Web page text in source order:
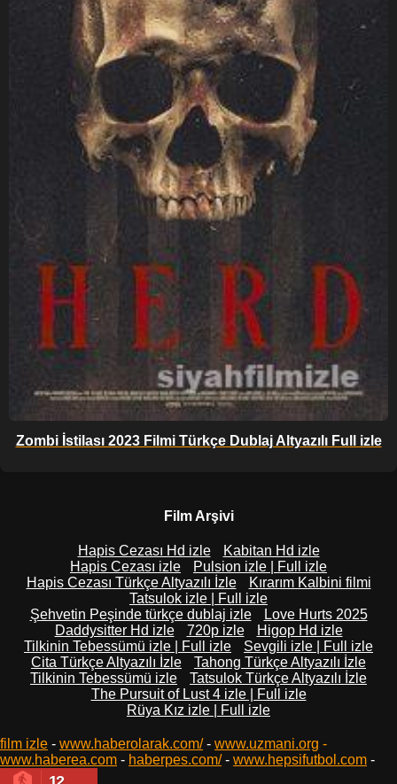
Zombi İstilası 2023 Filmi Türkçe Dublaj Altyazılı Full izle
Film Arşivi
Hapis Cezası Hd izle
Kabitan Hd izle
Hapis Cezası izle
Pulsion izle | Full izle
Hapis Cezası Türkçe Altyazılı İzle
Kırarım Kalbini filmi
Tatsulok izle | Full izle
Şehvetin Peşinde türkçe dublaj izle
Love Hurts 2025
Daddysitter Hd izle
720p izle
Higop Hd izle
Tilkinin Tebessümü izle | Full izle
Sevgili izle | Full izle
Cita Türkçe Altyazılı İzle
Tahong Türkçe Altyazılı İzle
Tilkinin Tebessümü izle
Tatsulok Türkçe Altyazılı İzle
The Pursuit of Lust 4 izle | Full izle
Rüya Kız izle | Full izle
film izle - www.haberolarak.com/- www.uzmani.org -
www.haberea.com - haberpes.com/- www.hepsifutbol.com -